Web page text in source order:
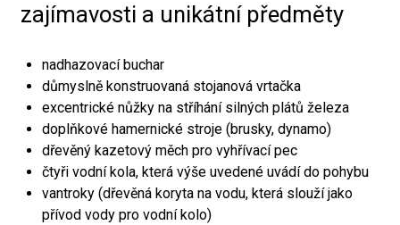
zajímavosti a unikátní předměty
nadhazovací buchar
důmyslně konstruovaná stojanová vrtačka
excentrické nůžky na stříhání silných plátů železa
doplňkové hamernické stroje (brusky, dynamo)
dřevěný kazetový měch pro vyhřívací pec
čtyři vodní kola, která výše uvedené uvádí do pohybu
vantroky (dřevěná koryta na vodu, která slouží jako
přívod vody pro vodní kolo)